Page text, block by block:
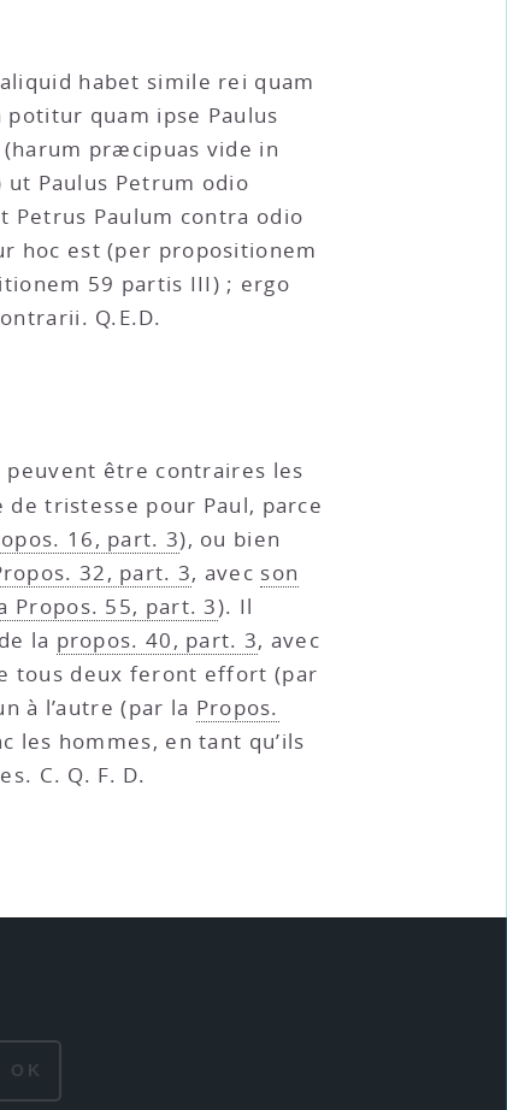
habet simile rei quam
quam ipse Paulus
præcipuas vide in
Paulus Petrum odio
Paulum contra odio
hoc est (per propositionem
59 partis III) ; ergo
Q.E.D.
peuvent être contraires les
tristesse pour Paul, parce
16, part. 3), ou bien
32, part. 3, avec son
Propos. 55, part. 3). Il
la propos. 40, part. 3, avec
tous deux feront effort (par
à l’autre (par la Propos.
les hommes, en tant qu’ils
C. Q. F. D.
OK